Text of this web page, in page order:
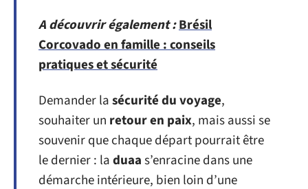
A découvrir également :Brésil
Corcovado en famille : conseils
pratiques et sécurité
Demander lasécurité du voyage,
souhaiter un retour en paix, mais aussi se
souvenir que chaque départ pourrait être
le dernier : laduaas’enracine dans une
démarche intérieure, bien loin d’une